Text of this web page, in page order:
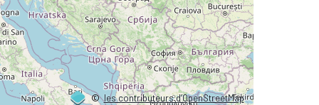
©les contributeurs d’OpenStreetMap